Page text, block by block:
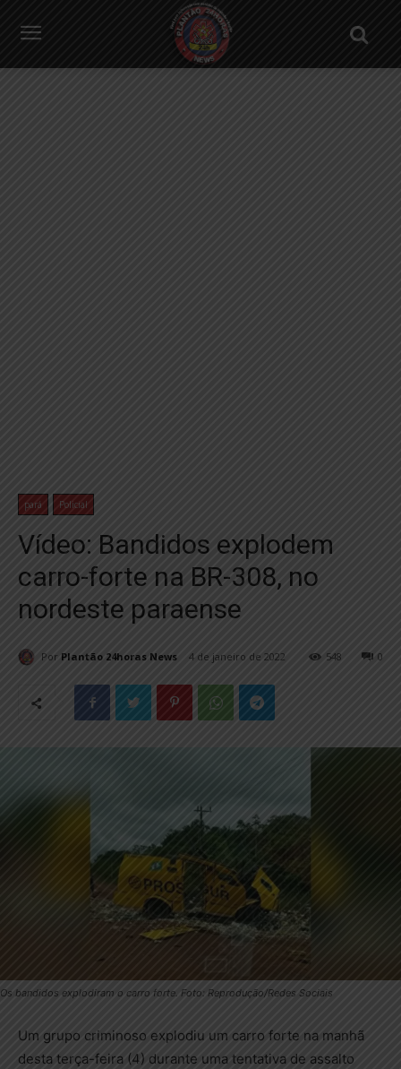
pará Policial
Vídeo: Bandidos explodem
carro-forte na BR-308, no
nordeste paraense
Por Plantão 24horas News 4 de janeiro de 2022 0
548
Os bandidos explodiram o carro forte. Foto: Reprodução/Redes Sociais
Um grupo criminoso explodiu um carro forte na manhã
desta terça-feira (4) durante uma tentativa de assalto